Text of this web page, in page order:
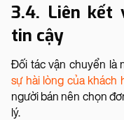
3.4. Liên kết
tin cậy
Đối tác vận chuyển là
sự hài lòng của khách
người bán nên chọn
lý.